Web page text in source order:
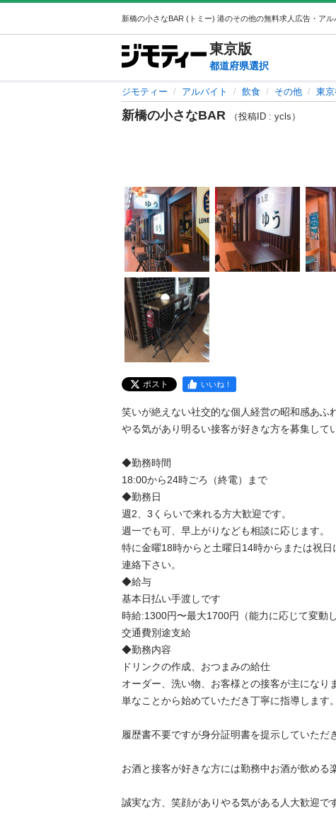
東京版
都道府県選択
ジモティー アルバイト 飲食 その他 東
新橋の小さなBAR （投稿ID : ycls）
ポスト いいね！
笑いが絶えない社交的な個人経営の昭和感あふ
やる気があり明るい接客が好きな方を募集して
◆勤務時間
18:00から24時ごろ（終電）まで
◆勤務日
週2、3くらいで来れる方大歓迎です。
週一でも可、早上がりなども相談に応じます。
特に金曜18時からと土曜日14時からまたは祝日
連絡下さい。
◆給与
基本日払い手渡しです
時給:1300円〜最大1700円（能力に応じて変動し
交通費別途支給
◆勤務内容
ドリンクの作成、おつまみの給仕
オーダー、洗い物、お客様との接客が主になり
単なことから始めていただき丁寧に指導します。
履歴書不要ですが身分証明書を提示していただ
お酒と接客が好きな方には勤務中お酒が飲める
誠実な方、笑顔がありやる気がある人大歓迎です